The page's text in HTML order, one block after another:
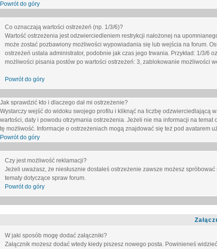
Powrót do góry
Co oznaczają wartości ostrzeżeń (np. 1/3/6)?
Wartość ostrzeżenia jest odzwierciedleniem restrykcji nałożonej na
może zostać pozbawiony możliwości wypowiadania się lub wejścia na forum.
ostrzeżeń ustala administrator, podobnie jak czas jego trwania. Przykład: 1/3/6
możliwości pisania postów po wartości ostrzeżeń: 3, zablokowanie możliwości
Powrót do góry
Jak sprawdzić kto i dlaczego dał mi ostrzeżenie?
Wystarczy wejść do widoku swojego profilu i kliknąć na liczbę odzwierciedlającą
wartości, daty i powodu otrzymania ostrzeżenia. Jeżeli nie ma informacji na temat
tę możliwość. Informacje o ostrzeżeniach mogą znajdować się też pod avatarem
Powrót do góry
Czy jest możliwość reklamacji?
Jeżeli uważasz, że niesłusznie dostałeś ostrzeżenie zawsze możesz
tematy dotyczące spraw forum.
Powrót do góry
W jaki sposób mogę dodać załączniki?
Załącznik możesz dodać wtedy kiedy piszesz nowego posta. Powinieneś